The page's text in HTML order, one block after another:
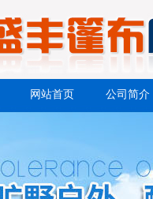
网站首页 公司简介